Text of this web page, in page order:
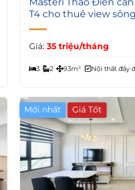
T4 cho thuê view
Giá: 35 triệu/tháng
3 2 93m² Nội thất đầy
Mới nhất Giá Tốt